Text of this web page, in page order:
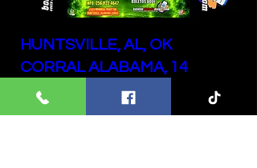
HUNTSVILLE, AL, OK
CORRAL ALABAMA, 14
AGOSTO